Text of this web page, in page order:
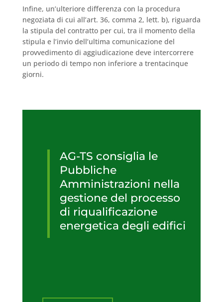
Infine, un’ulteriore differenza con la procedura
negoziata di cui all’art. 36, comma 2, lett. b), riguarda
la stipula del contratto per cui, tra il momento della
stipula e l’invio dell’ultima comunicazione del
provvedimento di aggiudicazione deve intercorrere
un periodo di tempo non inferiore a trentacinque
giorni.
AG-TS consiglia le
Pubbliche
Amministrazioni nella
gestione del processo
di riqualificazione
energetica degli edifici